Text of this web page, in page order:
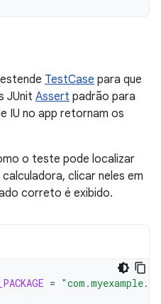
estende TestCase para que
JUnit Assert padrão para
IU no app retornam os
o teste pode localizar
clicar neles em
correto é exibido.
=